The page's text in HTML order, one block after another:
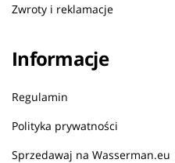
Zwroty i reklamacje
Informacje
Regulamin
Polityka prywatności
Sprzedawaj na Wasserman.eu